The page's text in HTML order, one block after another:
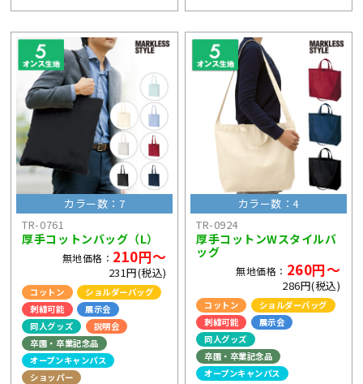
カラー数：7
TR-0761
厚手コットンバッグ（L）
無地価格： 210円～
231円(税込)
コットン
ショルダーバッグ
刺繍可能
展示会
同人グッズ
説明会
卒園・卒業記念品
オープンキャンパス
ショッパー
カラー数：4
TR-0924
厚手コットンWスタイルバ
ッグ
無地価格： 260円～
286円(税込)
コットン
ショルダーバッグ
刺繍可能
展示会
同人グッズ
卒園・卒業記念品
オープンキャンパス